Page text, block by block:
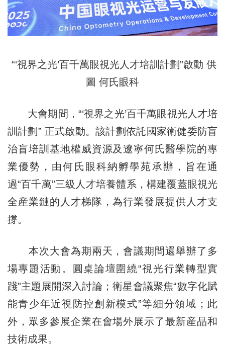
“‘視界之光’百千萬眼視光人才培訓計劃”啟動 供
圖 何氏眼科
大會期間，“‘視界之光’百千萬眼視光人才培
訓計劃” 正式啟動。該計劃依託國家衛健委防盲
治盲培訓基地權威資源及遼寧何氏醫學院的專
業優勢，由何氏眼科納孵學苑承辦，旨在通
過“百千萬”三級人才培養體系，構建覆蓋眼視光
全産業鏈的人才梯隊，為行業發展提供人才支
撐。
本次大會為期兩天，會議期間還舉辦了多
場專題活動。圓桌論壇圍繞“視光行業轉型實
踐”主題展開深入討論；衛星會議聚焦“數字化賦
能青少年近視防控創新模式”等細分領域；此
外，眾多參展企業在會場外展示了最新産品和
技術成果。